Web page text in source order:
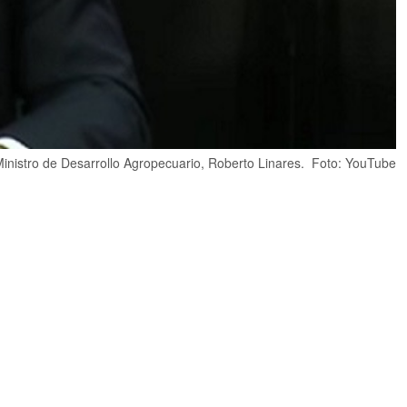
de Desarrollo Agropecuario, Roberto Linares. Foto: YouTube